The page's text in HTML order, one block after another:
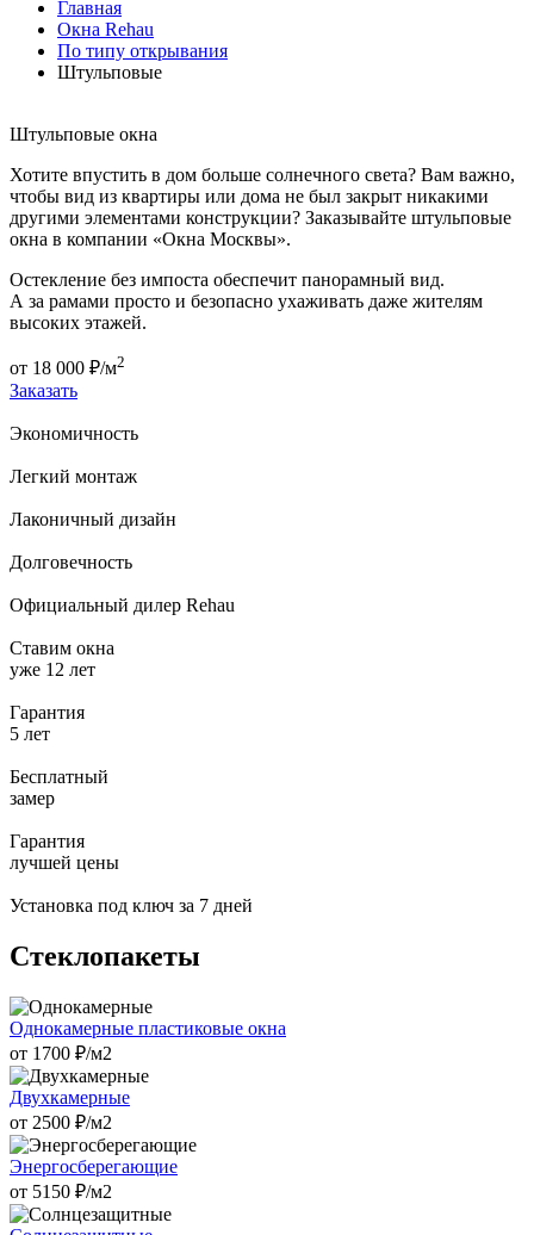
Главная
Окна Rehau
По типу открывания
Штульповые
Штульповые окна
Хотите впустить в дом больше солнечного света? Вам важно,
чтобы вид из квартиры или дома не был закрыт никакими
другими элементами конструкции? Заказывайте штульповые
окна в компании «Окна Москвы».
Остекление без импоста обеспечит панорамный вид.
А за рамами просто и безопасно ухаживать даже жителям
высоких этажей.
от 18 000 ₽/м2
Заказать
Экономичность
Легкий монтаж
Лаконичный дизайн
Долговечность
Официальный дилер Rehau
Ставим окна
уже 12 лет
Гарантия
5 лет
Бесплатный
замер
Гарантия
лучшей цены
Установка под ключ за 7 дней
Стеклопакеты
Однокамерные пластиковые окна
от 1700 ₽/м2
Двухкамерные
от 2500 ₽/м2
Энергосберегающие
от 5150 ₽/м2